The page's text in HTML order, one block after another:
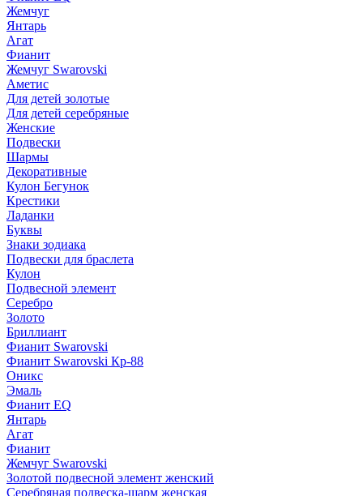
Жемчуг
Янтарь
Агат
Фианит
Жемчуг Swarovski
Аметис
Для детей золотые
Для детей серебряные
Женские
Подвески
Шармы
Декоративные
Кулон Бегунок
Крестики
Ладанки
Буквы
Знаки зодиака
Подвески для браслета
Кулон
Подвесной элемент
Серебро
Золото
Бриллиант
Фианит Swarovski
Фианит Swarovski Кр-88
Оникс
Эмаль
Фианит EQ
Янтарь
Агат
Фианит
Жемчуг Swarovski
Золотой подвесной элемент женcкий
Серебряная подвеска-шарм женская